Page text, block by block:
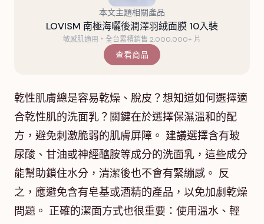
本文主題相關產品
LOVISM 南極海曬後潤澤羽絨面膜 10入裝
敏感肌適用・全台累積銷售 2,000,000+ 片
查看商品
乾性肌膚總是容易乾燥、脫皮？想知道如何選擇適
合乾性肌的洗面乳？關鍵在於選擇保濕溫和的配
方，避免刺激脆弱的肌膚屏障。 建議選擇含有玻
尿酸、甘油或神經醯胺等成分的洗面乳，這些成分
能幫助鎖住水分，清潔後也不會有緊繃感。 反
之，應避免含有皂基或酒精的產品，以免加劇乾燥
問題。 正確的潔面方式也很重要：使用溫水、輕